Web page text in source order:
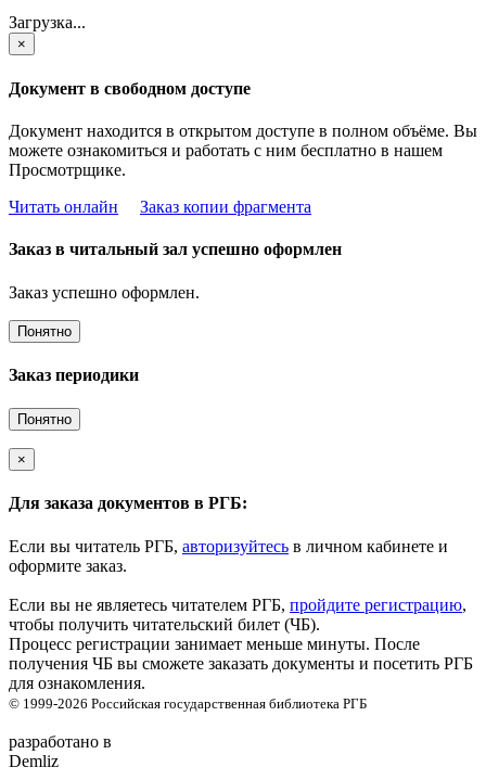
Загрузка...
×
Документ в свободном доступе
Документ находится в открытом доступе в полном объёме. Вы
можете ознакомиться и работать с ним бесплатно в нашем
Просмотрщике.
Читать онлайн
Заказ копии фрагмента
Заказ в читальный зал успешно оформлен
Заказ успешно оформлен.
Понятно
Заказ периодики
Понятно
×
Для заказа документов в РГБ:
Если вы читатель РГБ, авторизуйтесь в личном кабинете и
оформите заказ.
Если вы не являетесь читателем РГБ, пройдите регистрацию,
чтобы получить читательский билет (ЧБ).
Процесс регистрации занимает меньше минуты. После
получения ЧБ вы сможете заказать документы и посетить РГБ
для ознакомления.
© 1999-2026 Российская государственная библиотека РГБ
разработано в
Demliz